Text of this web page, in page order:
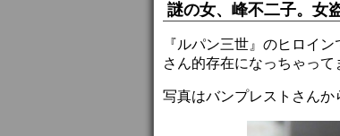
謎の女、峰不二子。女
『ルパン三世』のヒロイ
さん的存在になっちゃっ
写真はバンプレストさんか